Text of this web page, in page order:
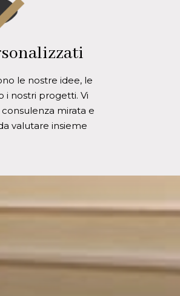
le nostre idee, le
i nostri progetti. Vi
mirata e
valutare insieme